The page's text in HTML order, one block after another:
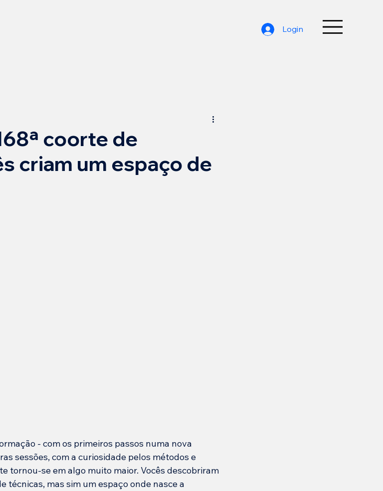
Login
coorte de
criam um espaço de
- com os primeiros passos numa nova
sessões, com a curiosidade pelos métodos e
tornou-se em algo muito maior. Vocês descobriram
técnicas, mas sim um espaço onde nasce a